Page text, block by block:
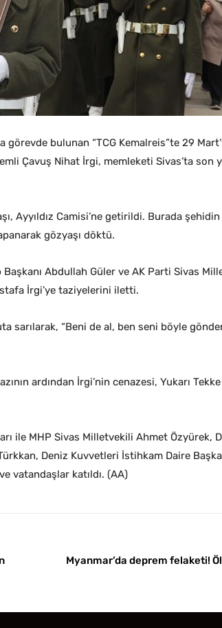
bulunan “TCG Kemalreis”te 29
Çavuş Nihat İrgi, memleketi Sivas’ta son
Ayyıldız Camisi’ne getirildi. Burada şehidin
gözyaşı döktü.
Başkanı Abdullah Güler ve AK Parti Sivas
İrgi’ye taziyelerini iletti.
sarılarak, “Beni de al, ben seni böyle
ardından İrgi’nin cenazesi, Yukarı Tekke
ile MHP Sivas Milletvekili Ahmet Özyürek,
Deniz Kuvvetleri İstihkam Daire
vatandaşlar katıldı. (AA)
Myanmar’da deprem felaketi!